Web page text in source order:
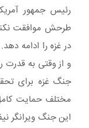
رئیس جمهور
در غزه را ادامه
و از وقتی به قدرت
جنگ غزه برای
مختلف حمایت
این جنگ ویرانگر